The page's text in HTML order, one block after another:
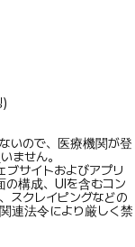
)
いので、医療機関が登
ません。
サイトおよびアプリ
構成、UIを含むコン
スクレイピングなどの
連法令により厳しく禁